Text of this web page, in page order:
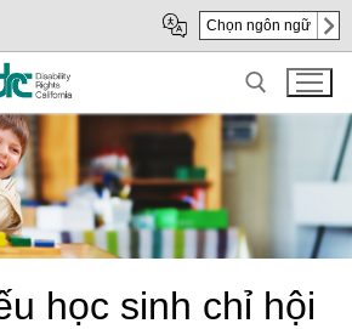
Chọn ngôn ngữ
Search for:
học sinh chỉ hội